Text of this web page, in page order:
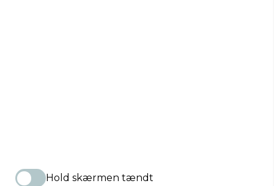
Hold skærmen tændt